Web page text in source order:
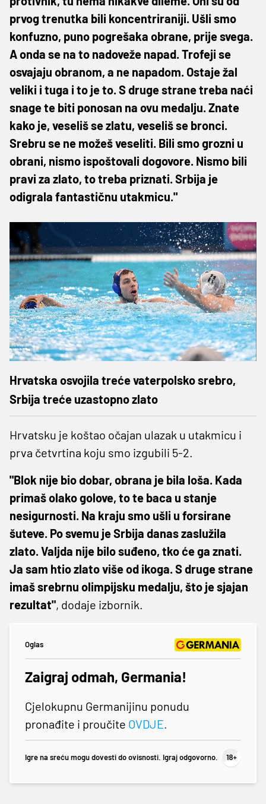
prvog trenutka bili koncentriraniji. Ušli smo
konfuzno, puno pogrešaka obrane, prije svega.
A onda se na to nadoveže napad. Trofeji se
osvajaju obranom, a ne napadom. Ostaje žal
veliki i tuga i to je to. S druge strane treba naći
snage te biti ponosan na ovu medalju. Znate
kako je, veseliš se zlatu, veseliš se bronci.
Srebru se ne možeš veseliti. Bili smo grozni u
obrani, nismo ispoštovali dogovore. Nismo bili
pravi za zlato, to treba priznati. Srbija je
odigrala fantastičnu utakmicu."
Hrvatska osvojila treće vaterpolsko srebro,
Srbija treće uzastopno zlato
Hrvatsku je koštao očajan ulazak u utakmicu i
prva četvrtina koju smo izgubili 5-2.
"Blok nije bio dobar, obrana je bila loša. Kada
primaš olako golove, to te baca u stanje
nesigurnosti. Na kraju smo ušli u forsirane
šuteve. Po svemu je Srbija danas zaslužila
zlato. Valjda nije bilo suđeno, tko će ga znati.
Ja sam htio zlato više od ikoga. S druge strane
imaš srebrnu olimpijsku medalju, što je sjajan
rezultat", dodaje izbornik.
Oglas
Zaigraj odmah, Germania!
Cjelokupnu Germanijinu ponudu
pronađite i proučite OVDJE
Igre na sreću mogu dovesti do ovisnosti. Igraj odgovorno.